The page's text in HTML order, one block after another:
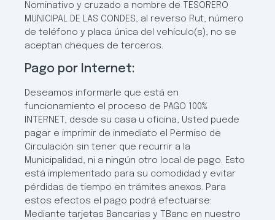
Nominativo y cruzado a nombre de TESORERO
MUNICIPAL DE LAS CONDES, al reverso Rut, número
de teléfono y placa única del vehículo(s), no se
aceptan cheques de terceros.
Pago por Internet:
Deseamos informarle que está en
funcionamiento el proceso de PAGO 100%
INTERNET, desde su casa u oficina, Usted puede
pagar e imprimir de inmediato el Permiso de
Circulación sin tener que recurrir a la
Municipalidad, ni a ningún otro local de pago. Esto
está implementado para su comodidad y evitar
pérdidas de tiempo en trámites anexos. Para
estos efectos el pago podrá efectuarse:
Mediante tarjetas Bancarias y TBanc en nuestro